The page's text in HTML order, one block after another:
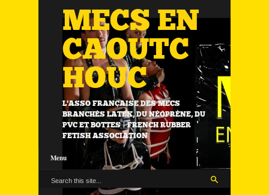
MECS EN
CAOUTC
HOUC
L'ASSO FRANÇAISE DES MECS
BRANCHÉS LATEX, DU NÉOPRÈNE, DU
PVC ET BOTTES | FRENCH RUBBER
FETISH ASSOCIATION
Menu